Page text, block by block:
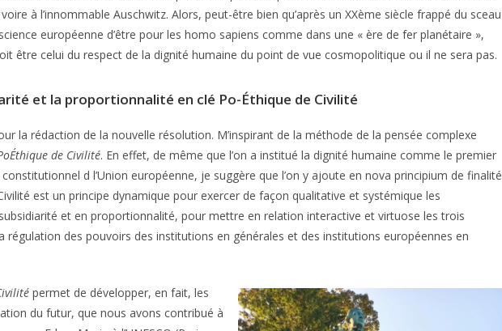
à l’innommable Auschwitz. Alors, peut-être bien qu’après un XXème siècle frappé du sceau
européenne d’être pour les homo sapiens comme dans une « ère de fer planétaire »,
être celui du respect de la dignité humaine du point de vue cosmopolitique ou il ne sera pas.
et la proportionnalité en clé Po-Éthique de Civilité
la rédaction de la nouvelle résolution. M’inspirant de la méthode de la pensée complexe
de Civilité. En effet, de même que l’on a institué la dignité humaine comme le premier
d l’Union européenne, je suggère que l’on y ajoute en nova principium de finalité
est un principe dynamique pour exercer de façon qualitative et systémique les
et en proportionnalité, pour mettre en relation interactive et virtuose les trois
régulation des pouvoirs des institutions en générales et des institutions européennes en
permet de développer, en fait, les
du futur, que nous avons contribué à